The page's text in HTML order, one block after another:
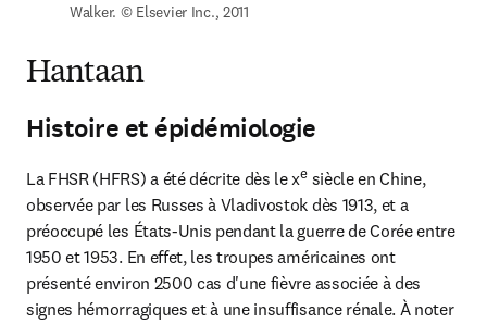
Walker. © Elsevier Inc., 2011
Hantaan
Histoire et épidémiologie
La FHSR (HFRS) a été décrite dès le xe siècle en Chine,
observée par les Russes à Vladivostok dès 1913, et a
préoccupé les États-Unis pendant la guerre de Corée entre
1950 et 1953. En effet, les troupes américaines ont
présenté environ 2500 cas d'une fièvre associée à des
signes hémorragiques et à une insuffisance rénale. À noter